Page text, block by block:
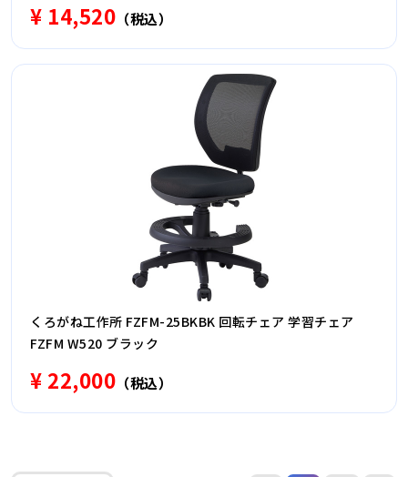
¥ 14,520 （税込）
くろがね工作所 FZFM-25BKBK 回転チェア 学習チェア
FZFM W520 ブラック
¥ 22,000 （税込）